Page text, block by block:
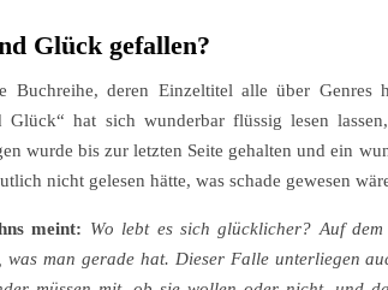
Glück gefallen?
Buchreihe, deren Einzeltitel alle über Genres
Glück“ hat sich wunderbar flüssig lesen
wurde bis zur letzten Seite gehalten und ein
nicht gelesen hätte, was schade gewesen
meint: Wo lebt es sich glücklicher? Auf
man gerade hat. Dieser Falle unterliegen